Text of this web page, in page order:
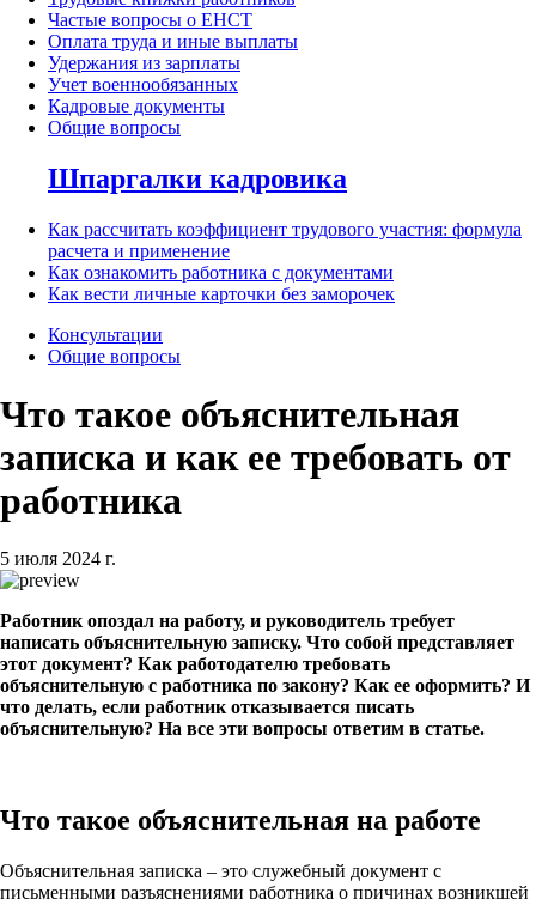
Частые вопросы о ЕНСТ
Оплата труда и иные выплаты
Удержания из зарплаты
Учет военнообязанных
Кадровые документы
Общие вопросы
Шпаргалки кадровика
Как рассчитать коэффициент трудового участия: формула
расчета и применение
Как ознакомить работника с документами
Как вести личные карточки без заморочек
Консультации
Общие вопросы
Что такое объяснительная
записка и как ее требовать от
работника
5 июля 2024 г.
Работник опоздал на работу, и руководитель требует
написать объяснительную записку. Что собой представляет
этот документ? Как работодателю требовать
объяснительную с работника по закону? Как ее оформить? И
что делать, если работник отказывается писать
объяснительную? На все эти вопросы ответим в статье.
Что такое объяснительная на работе
Объяснительная записка – это служебный документ с
письменными разъяснениями работника о причинах возникшей